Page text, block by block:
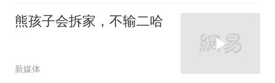
熊孩子会拆家，不输二哈
新媒体